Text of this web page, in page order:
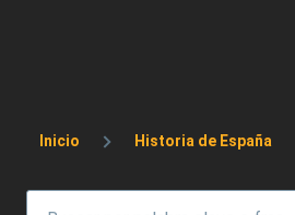
Sobrescribir
Inicio Historia de España